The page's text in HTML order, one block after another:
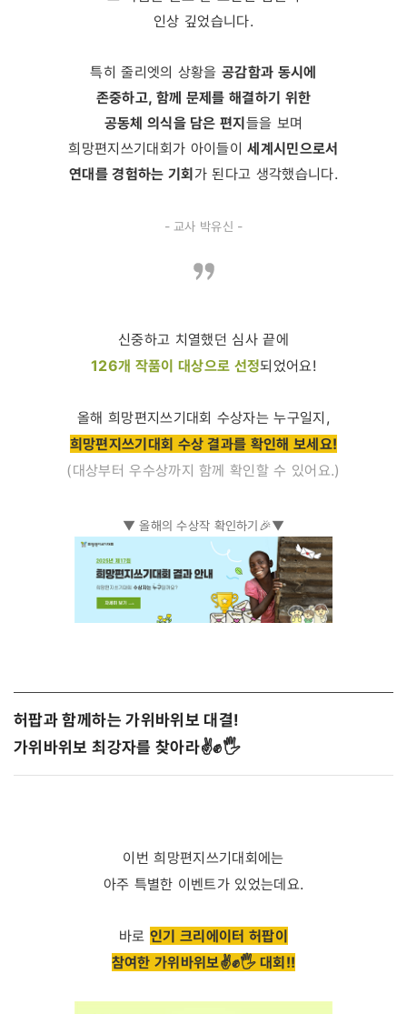
인상 깊었습니다.
특히 줄리엣의 상황을공감함과 동시에
존중하고, 함께 문제를 해결하기 위한
공동체 의식을 담은 편지들을 보며
희망편지쓰기대회가 아이들이세계시민으로서
연대를 경험하는 기회가 된다고 생각했습니다.
- 교사 박유신 -
신중하고 치열했던 심사 끝에
126개 작품이 대상으로 선정되었어요!
올해 희망편지쓰기대회 수상자는 누구일지,
희망편지쓰기대회 수상 결과를 확인해 보세요!
(대상부터 우수상까지 함께 확인할 수 있어요.)
▼ 올해의 수상작 확인하기🎉▼
허팝과 함께하는 가위바위보 대결!
가위바위보 최강자를 찾아라✌✊🖐
이번 희망편지쓰기대회에는
아주 특별한 이벤트가 있었는데요.
바로인기 크리에이터 허팝이
참여한 가위바위보✌✊🖐대회!!